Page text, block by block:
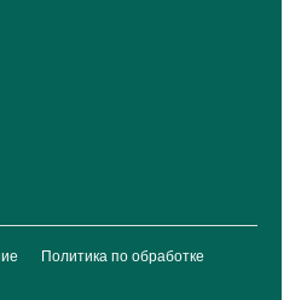
Политика по обработке